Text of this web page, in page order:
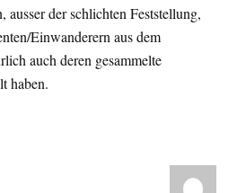
ausser der schlichten Feststellung,
Einwanderern aus dem
auch deren gesammelte
haben.